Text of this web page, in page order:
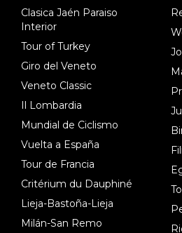
Clasica Jaén Paraiso
Interior
Tour of Turkey
Giro del Veneto
Veneto Classic
Il Lombardia
Mundial de Ciclismo
Vuelta a España
Tour de Francia
Critérium du Dauphiné
Lieja-Bastoña-Lieja
Milán-San Remo